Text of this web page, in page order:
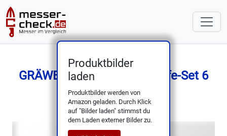
Produktbilder
laden
Produktbilder werden von
Amazon geladen. Durch Klick
auf "Bilder laden" stimmst du
dem Laden externer Bilder zu.
GRÄWE Würzburg Table Knife-Set 6
teilig, Edelstahl